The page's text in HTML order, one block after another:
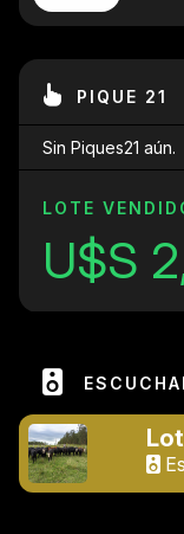
PIQUE 21
Sin Piques21 aún.
LOTE
U$S